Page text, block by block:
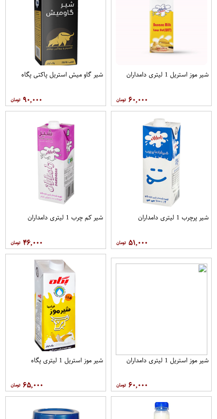
شیر موز استریل 1 لیتری دامداران
۶۰,۰۰۰
شیر گاو میش استریل پاکتی پگاه
۹۰,۰۰۰
شیر پرچرب 1 لیتری دامداران
۵۱,۰۰۰
شیر کم چرب 1 لیتری دامداران
۴۶,۰۰۰
شیر موز استریل 1 لیتری دامداران
۶۰,۰۰۰
شیر موز استریل 1 لیتری پگاه
۶۵,۰۰۰